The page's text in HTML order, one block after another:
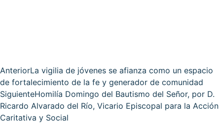
AnteriorLa vigilia de jóvenes se afianza como un espacio
de fortalecimiento de la fe y generador de comunidad
SiguienteHomilía Domingo del Bautismo del Señor, por D.
Ricardo Alvarado del Río, Vicario Episcopal para la Acción
Caritativa y Social